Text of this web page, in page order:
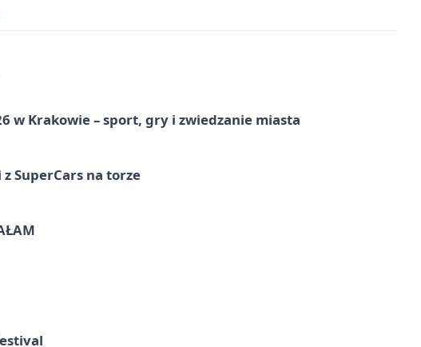
w Krakowie – sport, gry i zwiedzanie miasta
SuperCars na torze